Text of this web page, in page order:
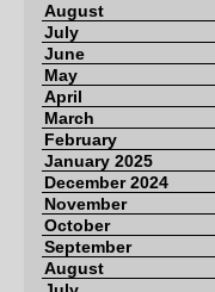
August
July
June
May
April
March
February
January 2025
December 2024
November
October
September
August